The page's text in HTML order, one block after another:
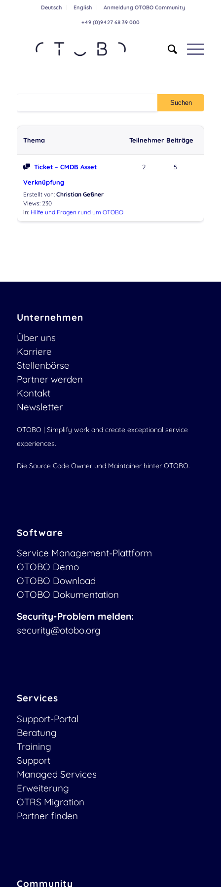
Deutsch English Anmeldung OTOBO Community
+49 (0)9427 68 39 000
Thema Teilnehmer Beiträge
Ticket – CMDB Asset
Verknüpfung
Erstellt von: Christian Geßner
Views: 230
in: Hilfe und Fragen rund um OTOBO
2 5
Unternehmen
Über uns
Karriere
Stellenbörse
Partner werden
Kontakt
Newsletter
OTOBO | Simplify work and create exceptional service
experiences.
Die Source Code Owner und Maintainer hinter OTOBO.
Software
Service Management-Plattform
OTOBO Demo
OTOBO Download
OTOBO Dokumentation
Security-Problem melden:
security@otobo.org
Services
Support-Portal
Beratung
Training
Support
Managed Services
Erweiterung
OTRS Migration
Partner finden
Community